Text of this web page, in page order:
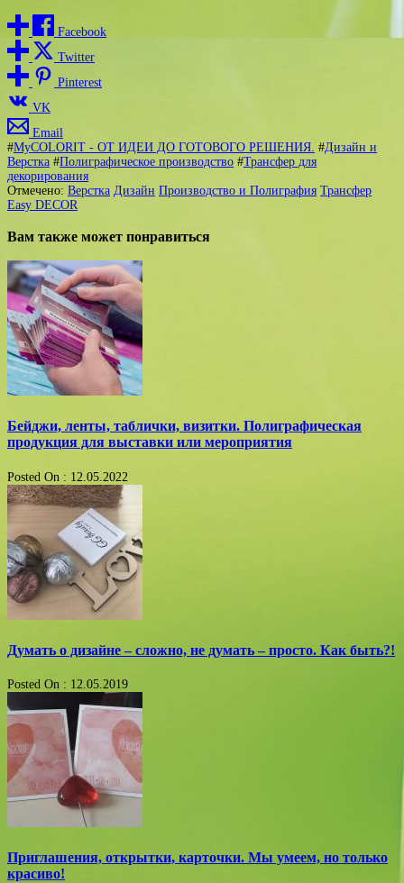
Facebook
Twitter
Pinterest
VK
Email
#MyCOLORIT - ОТ ИДЕИ ДО ГОТОВОГО РЕШЕНИЯ. #Дизайн и
Верстка #Полиграфическое производство #Трансфер для
декорирования
Отмечено: Верстка Дизайн Производство и Полиграфия Трансфер
Easy DECOR
Вам также может понравиться
Бейджи, ленты, таблички, визитки. Полиграфическая
продукция для выставки или мероприятия
Posted On : 12.05.2022
Думать о дизайне – сложно, не думать – просто. Как быть?!
Posted On : 12.05.2019
Приглашения, открытки, карточки. Мы умеем, но только
красиво!